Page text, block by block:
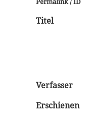
Titel
Verfasser
Erschienen